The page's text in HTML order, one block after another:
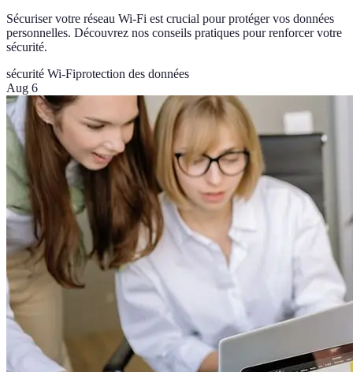
Sécuriser votre réseau Wi-Fi est crucial pour protéger vos données
personnelles. Découvrez nos conseils pratiques pour renforcer votre
sécurité.
sécurité Wi-Fiprotection des données
Aug 6